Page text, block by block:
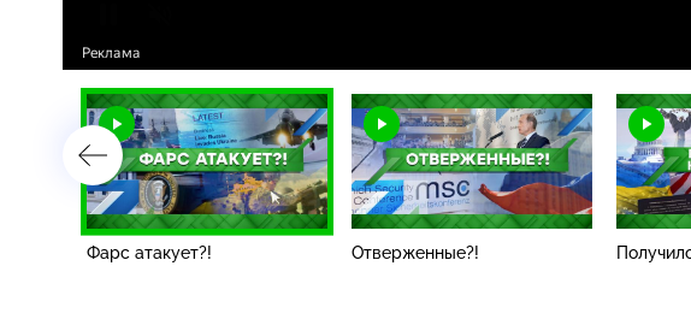
Фарс атакует?! Отверженные?!